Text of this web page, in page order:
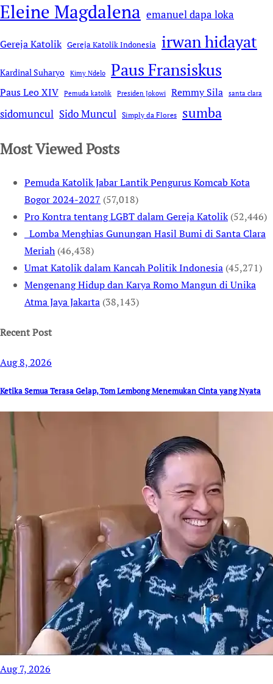
Eleine Magdalena emanuel dapa loka
Gereja Katolik Gereja Katolik Indonesia irwan hidayat
Kardinal Suharyo Kimy Ndelo Paus Fransiskus
Paus Leo XIV Pemuda katolik Presiden Jokowi Remmy Sila santa clara
sidomuncul Sido Muncul Simply da Flores sumba
Most Viewed Posts
Pemuda Katolik Jabar Lantik Pengurus Komcab Kota
Bogor 2024-2027 (57,018)
Pro Kontra tentang LGBT dalam Gereja Katolik (52,446)
Lomba Menghias Gunungan Hasil Bumi di Santa Clara
Meriah (46,438)
Umat Katolik dalam Kancah Politik Indonesia (45,271)
Mengenang Hidup dan Karya Romo Mangun di Unika
Atma Jaya Jakarta (38,143)
Recent Post
Aug 8, 2026
Ketika Semua Terasa Gelap, Tom Lembong Menemukan Cinta yang Nyata
Aug 7, 2026